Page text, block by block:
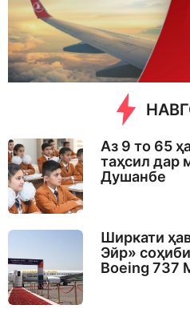
g
o
Аз 9 то 65
таҳсил дар
Душанбе
Ширкати
Эйр»
Boeing 737